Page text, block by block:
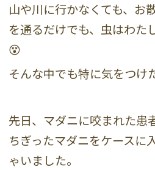
山や川に行かなくても、お
を通るだけでも、虫はわた
😵
そんな中でも特に気をつけ
先日、マダニに咬まれた患
ちぎったマダニをケースに
ゃいました。